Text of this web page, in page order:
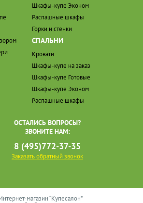
Шкафы-купе Эконом
Распашные шкафы
Горки и стенки
СПАЛЬНИ
Кровати
Шкафы-купе на заказ
Шкафы-купе Готовые
Шкафы-купе Эконом
Распашные шкафы
ОСТАЛИСЬ ВОПРОСЫ?
ЗВОНИТЕ НАМ:
8 (495)772-37-35
Заказать обратный звонок
магазин “Купесалон”